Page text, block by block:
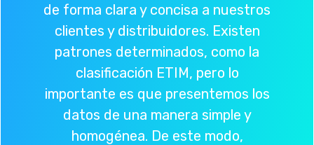
de forma clara y concisa a nuestros
clientes y distribuidores. Existen
patrones determinados, como la
clasificación ETIM, pero lo
importante es que presentemos los
datos de una manera simple y
homogénea. De este modo,